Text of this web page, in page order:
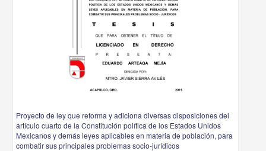
Proyecto de ley que reforma y adiciona diversas disposiciones del
artículo cuarto de la Constitución política de los Estados Unidos
Mexicanos y demás leyes aplicables en materia de población, para
combatir sus principales problemas socio-jurídicos